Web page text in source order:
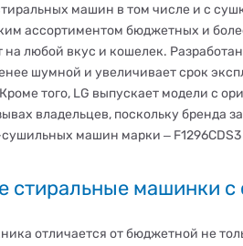
машин в том числе и с
ассортиментом бюджетных и
на любой вкус и кошелек.
шумной и увеличивает срок
того, LG выпускает модели с
владельцев, поскольку бренда
машин марки ‒ F1296CDS3
стиральные машинки с
отличается от бюджетной не